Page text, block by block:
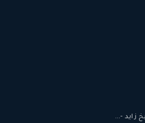
زايد -...